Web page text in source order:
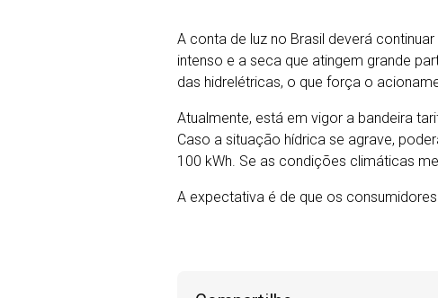
A conta de luz no Brasil deverá
intenso e a seca que atingem grande
das hidrelétricas, o que força o
Atualmente, está em vigor a bandeira
Caso a situação hídrica se agrave,
100 kWh. Se as condições climáticas
A expectativa é de que os